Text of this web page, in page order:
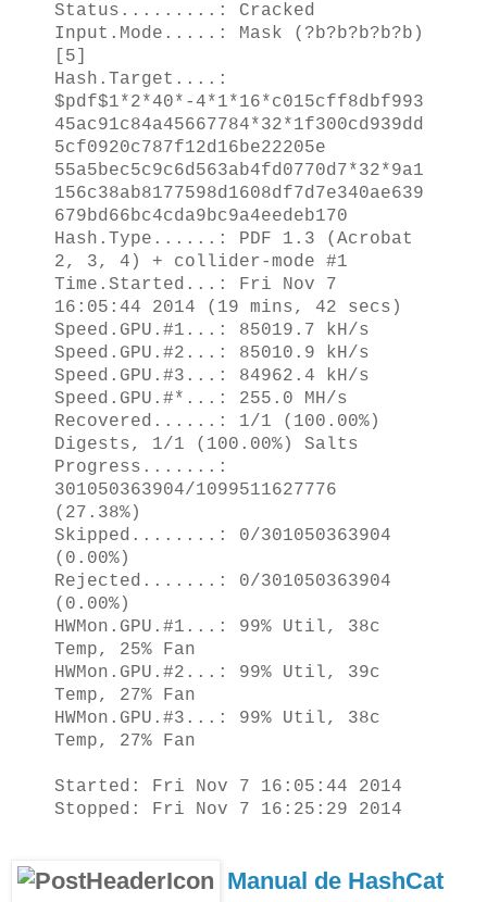
Status.........: Cracked
Input.Mode.....: Mask (?b?b?b?b?b)
[5]
Hash.Target....:
$pdf$1*2*40*-4*1*16*c015cff8dbf993
45ac91c84a45667784*32*1f300cd939dd
5cf0920c787f12d16be22205e ​
55a5bec5c9c6d563ab4fd0770d7*32*9a1
156c38ab8177598d1608df7d7e340ae639
679bd66bc4cd ​a9bc9a4eedeb170
Hash.Type......: PDF 1.3 (Acrobat
2, 3, 4) + collider-mode #1
Time.Started...: Fri Nov 7
16:05:44 2014 (19 mins, 42 secs)
Speed.GPU.#1...: 85019.7 kH/s
Speed.GPU.#2...: 85010.9 kH/s
Speed.GPU.#3...: 84962.4 kH/s
Speed.GPU.#*...: 255.0 MH/s
Recovered......: 1/1 (100.00%)
Digests, 1/1 (100.00%) Salts
Progress.......:
301050363904/1099511627776
(27.38%)
Skipped........: 0/301050363904
(0.00%)
Rejected.......: 0/301050363904
(0.00%)
HWMon.GPU.#1...: 99% Util, 38c
Temp, 25% Fan
HWMon.GPU.#2...: 99% Util, 39c
Temp, 27% Fan
HWMon.GPU.#3...: 99% Util, 38c
Temp, 27% Fan
Started: Fri Nov 7 16:05:44 2014
Stopped: Fri Nov 7 16:25:29 2014
Manual de HashCat